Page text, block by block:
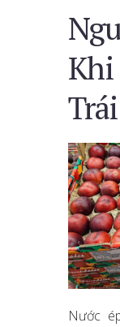
Khi
Nước